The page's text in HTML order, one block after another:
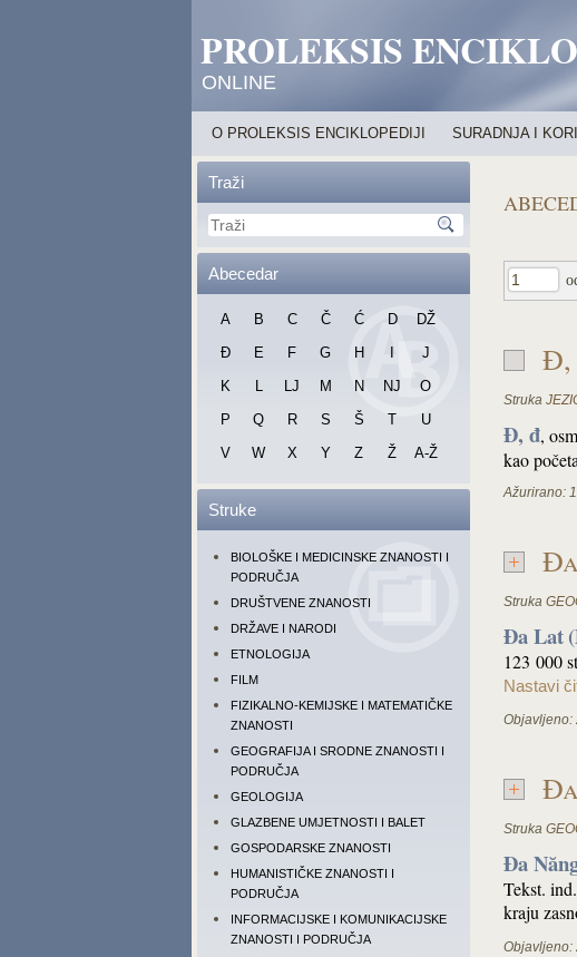
PROLEKSIS
ONLINE
O PROLEKSIS ENCIKLOPEDIJI SURADNJA I
Traži
Abecedar
A B C Č Ć D
DŽ
Đ
E F G H
J
K
L LJ M N NJ
O
P
Q R S Š T
U
V
W X Y Z Ž A-Ž
Struke
BIOLOŠKE I MEDICINSKE ZNANOSTI I
PODRUČJA
DRUŠTVENE ZNANOSTI
DRŽAVE I NARODI
ETNOLOGIJA
FILM
FIZIKALNO-KEMIJSKE I MATEMATIČKE
ZNANOSTI
GEOGRAFIJA I SRODNE ZNANOSTI I
PODRUČJA
GEOLOGIJA
GLAZBENE UMJETNOSTI I BALET
GOSPODARSKE ZNANOSTI
HUMANISTIČKE ZNANOSTI I
PODRUČJA
INFORMACIJSKE I KOMUNIKACIJSKE
ZNANOSTI I PODRUČJA
Đ,
Struka
Đ, đ,
kao
Ažurirano:
Struka
Đa Lat
123 000
Nastavi
Objavljeno:
Struka
Đa
Tekst.
kraju
Objavljeno: